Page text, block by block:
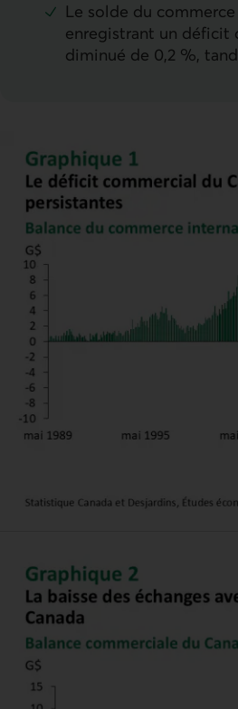
Le solde du
enregistrant un déficit
diminué de 0,2 %,